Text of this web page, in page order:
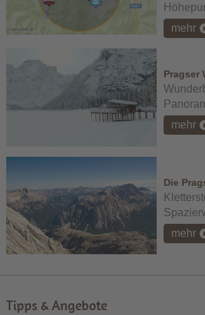
mehr
Pragser
mehr
Die
mehr
Tipps & Angebote